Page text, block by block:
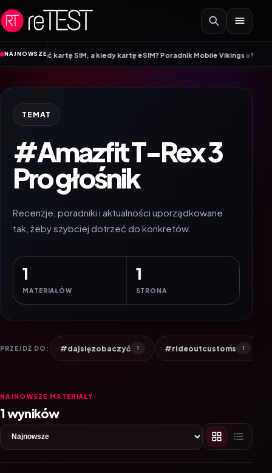
Przejdź do treści
NAJNOWSZEkartę SIM, a kiedy kartę eSIM? Poradnik Mobile Vikings•Wracamy
TEMAT
#Amazfit T-Rex 3
Pro głośnik
Recenzje, poradniki i aktualności uporządkowane
tak, żeby szybciej dotrzeć do konkretów.
1
MATERIAŁÓW
1
STRONA
PRZEJDŹ DO: #dajsięzobaczyć 1 #rideoutcustoms 1
NAJNOWSZE MATERIAŁY
1 wyników